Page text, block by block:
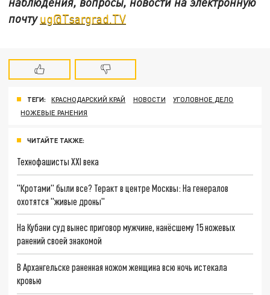
почтуug@Tsargrad.TV
ТЕГИ: КРАСНОДАРСКИЙ КРАЙ НОВОСТИ
УГОЛОВНОЕ ДЕЛО
НОЖЕВЫЕ РАНЕНИЯ
ЧИТАЙТЕ ТАКЖЕ:
Технофашисты XXI века
"Кротами" были все? Теракт в центре Москвы: На генералов
охотятся "живые дроны"
На Кубани суд вынес приговор мужчине, нанёсшему 15 ножевых
ранений своей знакомой
В Архангельске раненная ножом женщина всю ночь истекала
кровью